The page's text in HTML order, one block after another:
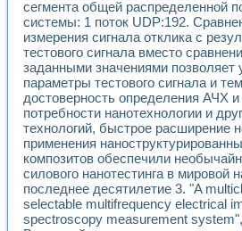
сегмента общей распределенной
системы: 1 поток UDP:192.
измерения сигнала отклика с
тестового сигнала вместо
заданными значениями позволяет
параметры тестового сигнала и
достоверность определения АЧХ
потребности нанотехнологии и
технологий, быстрое расширение
применения
композитов обеспечили
силового нанотестинга в мировой
последнее десятилетие 3. "A
selectable multifrequency electrical
spectroscopy measurement